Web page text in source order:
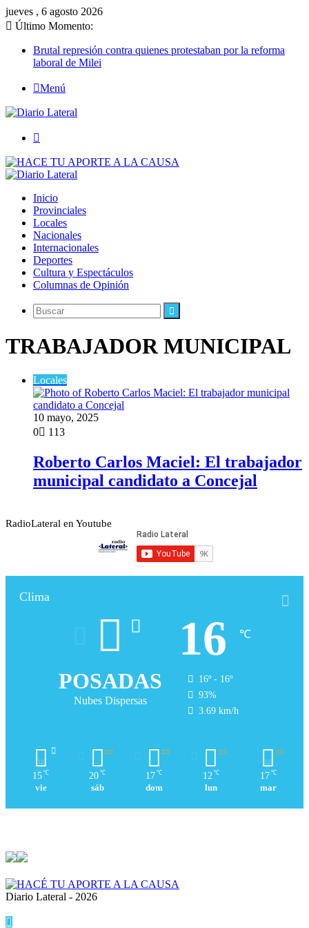
jueves , 6 agosto 2026
Último Momento:
Brutal represión contra quienes protestaban por la reforma
laboral de Milei
Menú
Inicio
Provinciales
Locales
Nacionales
Internacionales
Deportes
Cultura y Espectáculos
Columnas de Opinión
Buscar
TRABAJADOR MUNICIPAL
Locales
10 mayo, 2025
0
113
Roberto Carlos Maciel: El trabajador
municipal candidato a Concejal
RadioLateral en Youtube
Clima
POSADAS
Nubes Dispersas
16 ℃
16º - 16º
93%
3.69 km/h
15 ℃
vie
20 ℃
sáb
17 ℃
dom
12 ℃
lun
17 ℃
mar
Diario Lateral - 2026
Volver